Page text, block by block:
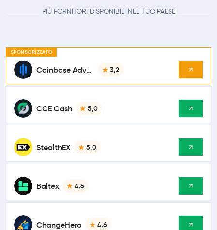
PIÙ FORNITORI DISPONIBILI NEL TUO PAESE
SPONSORIZZATO
Coinbase Advanced 3,2
CCE Cash 5,0
StealthEX 5,0
Baltex 4,6
ChangeHero 4,6